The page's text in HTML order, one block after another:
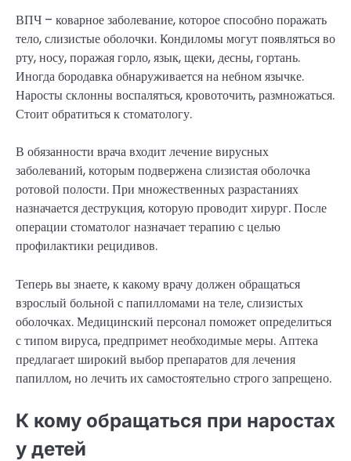
ВПЧ – коварное заболевание, которое способно поражать
тело, слизистые оболочки. Кондиломы могут появляться во
рту, носу, поражая горло, язык, щеки, десны, гортань.
Иногда бородавка обнаруживается на небном язычке.
Наросты склонны воспаляться, кровоточить, размножаться.
Стоит обратиться к стоматологу.
В обязанности врача входит лечение вирусных
заболеваний, которым подвержена слизистая оболочка
ротовой полости. При множественных разрастаниях
назначается деструкция, которую проводит хирург. После
операции стоматолог назначает терапию с целью
профилактики рецидивов.
Теперь вы знаете, к какому врачу должен обращаться
взрослый больной с папилломами на теле, слизистых
оболочках. Медицинский персонал поможет определиться
с типом вируса, предпримет необходимые меры. Аптека
предлагает широкий выбор препаратов для лечения
папиллом, но лечить их самостоятельно строго запрещено.
К кому обращаться при наростах
у детей